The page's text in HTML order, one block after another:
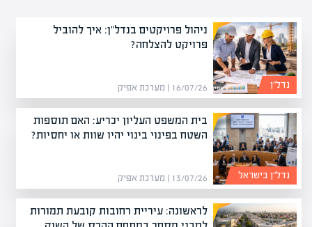
ניהול פרויקטים בנדל"ן: איך להוביל
פרויקט להצלחה?
16/07/26 | מערכת אפיק נדל”ן
בית המשפט העליון יכריע: האם תוספות
השטח בפינוי בינוי יהיו שוות או יחסיות?
13/07/26 | מערכת אפיק נדל”ן בישראל
לראשונה: עיריית רחובות קובעת תמורות